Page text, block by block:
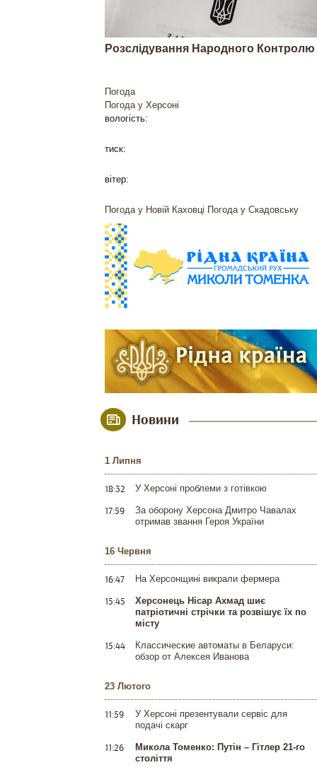
Розслідування Народного Контролю
Погода
Погода у Херсоні
вологість:
тиск:
вітер:
Погода у Новій Каховці Погода у Скадовську
Новини
1 Липня
18:32 У Херсоні проблеми з готівкою
17:59
За оборону Херсона Дмитро Чавалах
отримав звання Героя України
16 Червня
16:47 На Херсонщині викрали фермера
15:45
Херсонець Нісар Ахмад шиє
патріотичні стрічки та розвішує їх по
місту
15:44
Классические автоматы в Беларуси:
обзор от Алексея Иванова
23 Лютого
11:59
У Херсоні презентували сервіс для
подачі скарг
11:26
Микола Томенко: Путін – Гітлер 21-го
століття